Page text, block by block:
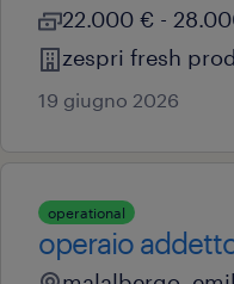
22.000 € -
zespri fresh
19 giugno 2026
operational
operaio